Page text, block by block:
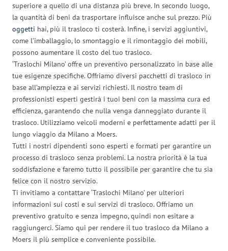
superiore a quello di una distanza più breve. In secondo luogo,
la quantità di beni da trasportare influisce anche sul prezzo. Più
oggetti hai, più il trasloco ti costerà. Infine, i servizi aggiuntivi,
come l’imballaggio, lo smontaggio e il rimontaggio dei mobili,
possono aumentare il costo del tuo trasloco.
‘Traslochi Milano’ offre un preventivo personalizzato in base alle
tue esigenze specifiche. Offriamo diversi pacchetti di trasloco in
base all’ampiezza e ai servizi richiesti. Il nostro team di
professionisti esperti gestirà i tuoi beni con la massima cura ed
efficienza, garantendo che nulla venga danneggiato durante il
trasloco. Utilizziamo veicoli moderni e perfettamente adatti per il
lungo viaggio da Milano a Moers.
Tutti i nostri dipendenti sono esperti e formati per garantire un
processo di trasloco senza problemi. La nostra priorità è la tua
soddisfazione e faremo tutto il possibile per garantire che tu sia
felice con il nostro servizio.
Ti invitiamo a contattare ‘Traslochi Milano’ per ulteriori
informazioni sui costi e sui servizi di trasloco. Offriamo un
preventivo gratuito e senza impegno, quindi non esitare a
raggiungerci. Siamo qui per rendere il tuo trasloco da Milano a
Moers il più semplice e conveniente possibile.